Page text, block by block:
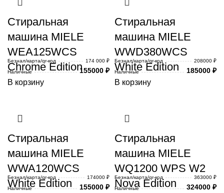
Стиральная
машина MIELE
WEA125WCS
Chrome Edition
Безнал/карта/qr-код
174 000 ₽
Наличные
155000 ₽
В корзину
Стиральная
машина MIELE
WWD380WCS
White Edition
Безнал/карта/qr-код
208000 ₽
Наличные
185000 ₽
В корзину
Стиральная
машина MIELE
WWA120WCS
White Edition
Безнал/карта/qr-код
174000 ₽
Наличные
155000 ₽
Стиральная
машина MIELE
WQ1200 WPS W2
Nova Edition
Безнал/карта/qr-код
363000 ₽
Наличные
324000 ₽